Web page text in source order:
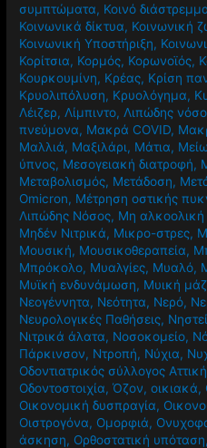
συμπτώματα, Κοινό
Κοινωνικά δίκτυα, Κοινωνική
Κοινωνική Υποστήριξη,
Κορίτσια, Κορμός, Κορωνοϊός,
Κουρκουμίνη, Κρέας, Κρίση
Κρυολιπόλυση, Κρυολόγημα,
Λέιζερ, Λίμπιντο, Λιπώδης
πνεύμονα, Μακρά COVID,
Μαλλιά, Μαξιλάρι, Μάτια,
ύπνος, Μεσογειακή διατροφή,
Μεταβολισμός, Μετάδοση,
Omicron, Μέτρηση οστικής
Λιπώδης Νόσος, Μη αλκοολική
Μηδέν Νιτρικά, Μικρο-στρες,
Μουσική, Μουσικοθεραπεία,
Μπρόκολο, Μυαλγίες, Μυαλό,
Μυϊκή ενδυνάμωση, Μυική
Νεογέννητα, Νεότητα, Νερό,
Νευρολογικές Παθήσεις,
Νιτρικά άλατα, Νοσοκομείο,
Πάρκινσον, Ντροπή, Νύχια,
Οδοντιατρικός σύλλογος
Οδοντοστοιχία,Όζον,οικιακά,
Οικονομική δυσπραγία,
Οιστρογόνα, Ομορφιά,
άσκηση, Ορθοστατική υπόταση,